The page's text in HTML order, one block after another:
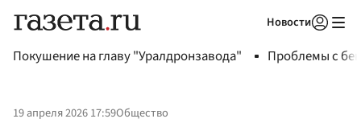
Новости
Покушение на главу "Уралдронзавода" Проблемы с
19 апреля 2026 17:59Общество